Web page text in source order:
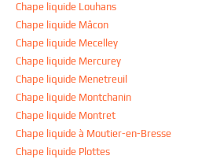
Chape liquide Louhans
Chape liquide Mâcon
Chape liquide Mecelley
Chape liquide Mercurey
Chape liquide Menetreuil
Chape liquide Montchanin
Chape liquide Montret
Chape liquide à Moutier-en-Bresse
Chape liquide Plottes